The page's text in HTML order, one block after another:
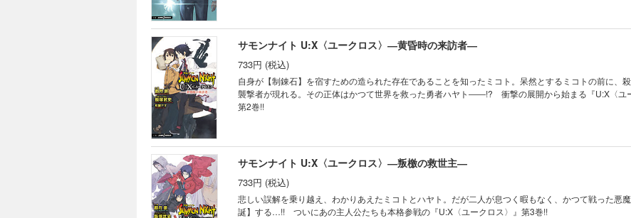
サモンナイト U:X〈ユークロス〉―黄昏時の来訪者―
733円 (税込)
自身が【制錬石】を宿すための造られた存在であることを知ったミコト。呆然とするミコトの前に、
襲撃者が現れる。その正体はかつて世界を救った勇者ハヤト――!? 衝撃の展開から始まる『U:X〈ユ
第2巻!!
サモンナイト U:X〈ユークロス〉―叛檄の救世主―
733円 (税込)
悲しい誤解を乗り越え、わかりあえたミコトとハヤト。だが二人が息つく暇もなく、かつて戦った悪
誕】する…!! ついにあの主人公たちも本格参戦の『U:X〈ユークロス〉』第3巻!!